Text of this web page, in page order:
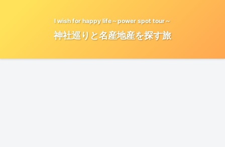
I wish for happy life～power spot tour～
神社巡りと名産地産を探す旅